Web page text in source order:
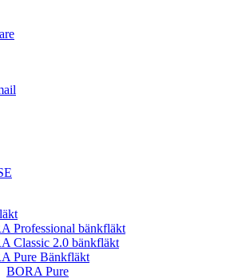
Professional bänkfläkt
Classic 2.0 bänkfläkt
Pure Bänkfläkt
BORA Pure